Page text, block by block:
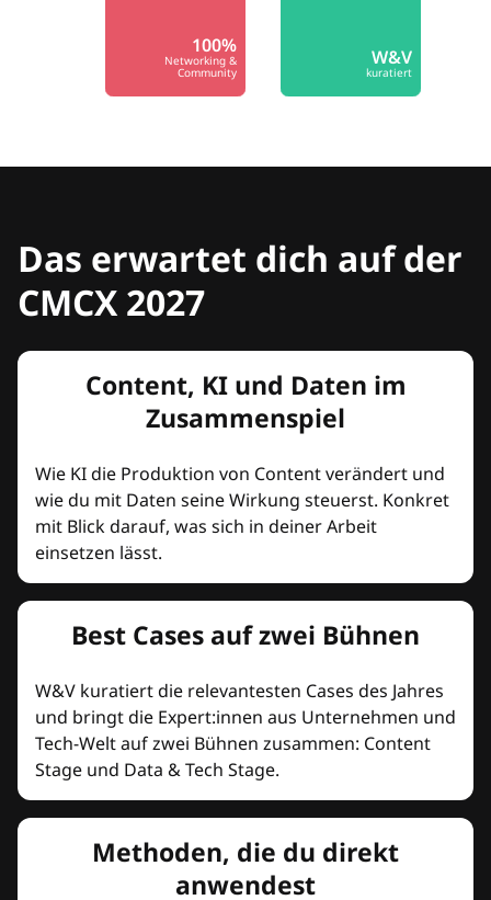
100%
Networking &
Community
W&V
kuratiert
Das erwartet dich auf der
CMCX 2027
Content, KI und Daten im
Zusammenspiel
Wie KI die Produktion von Content verändert und
wie du mit Daten seine Wirkung steuerst. Konkret
mit Blick darauf, was sich in deiner Arbeit
einsetzen lässt.
Best Cases auf zwei Bühnen
W&V kuratiert die relevantesten Cases des Jahres
und bringt die Expert:innen aus Unternehmen und
Tech-Welt auf zwei Bühnen zusammen: Content
Stage und Data & Tech Stage.
Methoden, die du direkt
anwendest